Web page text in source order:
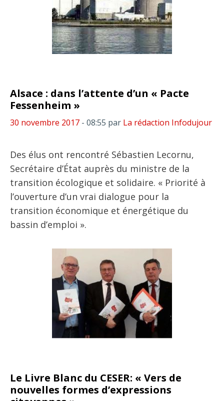
Alsace : dans l’attente d’un « Pacte
Fessenheim »
30 novembre 2017 - 08:55 par La rédaction Infodujour
Des élus ont rencontré Sébastien Lecornu,
Secrétaire d’État auprès du ministre de la
transition écologique et solidaire. « Priorité à
l’ouverture d’un vrai dialogue pour la
transition économique et énergétique du
bassin d’emploi ».
Le Livre Blanc du CESER: « Vers de
nouvelles formes d’expressions